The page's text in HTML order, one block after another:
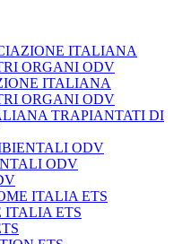
TRAPIANTATI DI